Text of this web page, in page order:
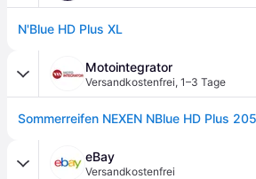
N'Blue HD Plus XL
Motointegrator
Versandkostenfrei, 1–3 Tage
eBay
Versandkostenfrei